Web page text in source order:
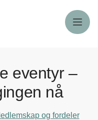
Meny
eventyr –
nå
og fordeler